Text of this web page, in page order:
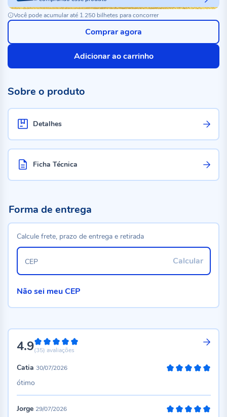
Você pode acumular até 1.250 bilhetes para concorrer
Adicionar ao carrinho
Comprar agora
Sobre o produto
Detalhes
Ficha Técnica
4.998%
(35) avaliações
Catia 30/07/2026
ótimo
Jorge 29/07/2026
Forma de entrega
Calcule frete, prazo de entrega e retirada
Calcular
CEP
Não sei meu CEP